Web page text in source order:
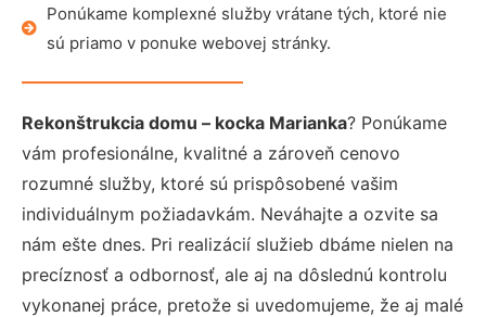
Ponúkame komplexné služby vrátane tých, ktoré nie
sú priamo v ponuke webovej stránky.
Rekonštrukcia domu – kocka Marianka? Ponúkame
vám profesionálne, kvalitné a zároveň cenovo
rozumné služby, ktoré sú prispôsobené vašim
individuálnym požiadavkám. Neváhajte a ozvite sa
nám ešte dnes. Pri realizácií služieb dbáme nielen na
precíznosť a odbornosť, ale aj na dôslednú kontrolu
vykonanej práce, pretože si uvedomujeme, že aj malé